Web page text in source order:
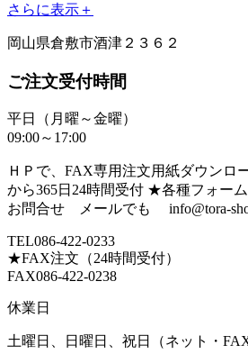
さらに表示＋
岡山県倉敷市酒津２３６２
ご注文受付時間
平日（月曜～金曜）
09:00～17:00
ＨＰで、FAX専用注文用紙ダウンロ
から365日24時間受付 ★各種フォー
お問合せ メールでも info@tora-
TEL086-422-0233
★FAX注文（24時間受付）
FAX086-422-0238
休業日
土曜日、日曜日、祝日（ネット・